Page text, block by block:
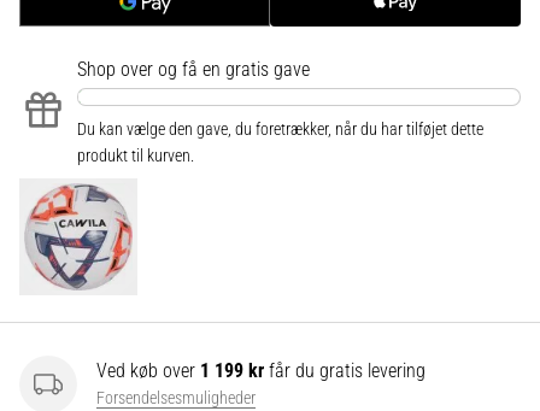
og
en
del
hver
kamp,
…
Vis
artikler
Shop over og få en gratis gave
Du kan vælge den gave, du foretrækker, når du har tilføjet dette
produkt til kurven.
Ved køb over 1 199 kr får du gratis levering
Forsendelsesmuligheder